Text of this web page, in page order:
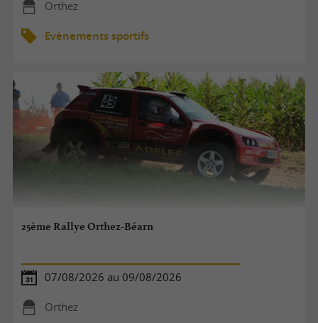
Orthez
Evènements sportifs
25ème Rallye Orthez-Béarn
07/08/2026 au 09/08/2026
Orthez